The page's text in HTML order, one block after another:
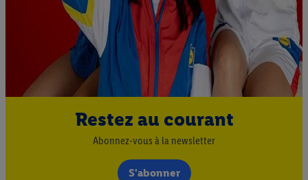
Restez au courant
Abonnez-vous à la newsletter
S'abonner